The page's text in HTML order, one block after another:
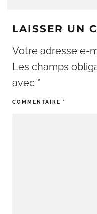
LAISSER UN
Votre adresse e-
Les champs
avec *
COMMENTAIRE *